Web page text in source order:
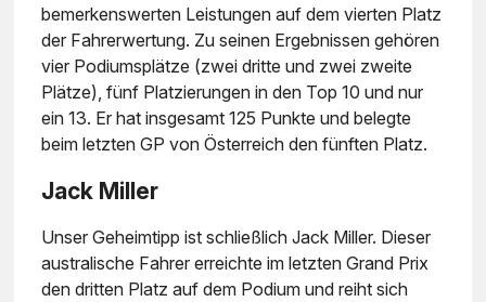
bemerkenswerten Leistungen auf dem vierten Platz
der Fahrerwertung. Zu seinen Ergebnissen gehören
vier Podiumsplätze (zwei dritte und zwei zweite
Plätze), fünf Platzierungen in den Top 10 und nur
ein 13. Er hat insgesamt 125 Punkte und belegte
beim letzten GP von Österreich den fünften Platz.
Jack Miller
Unser Geheimtipp ist schließlich Jack Miller. Dieser
australische Fahrer erreichte im letzten Grand Prix
den dritten Platz auf dem Podium und reiht sich